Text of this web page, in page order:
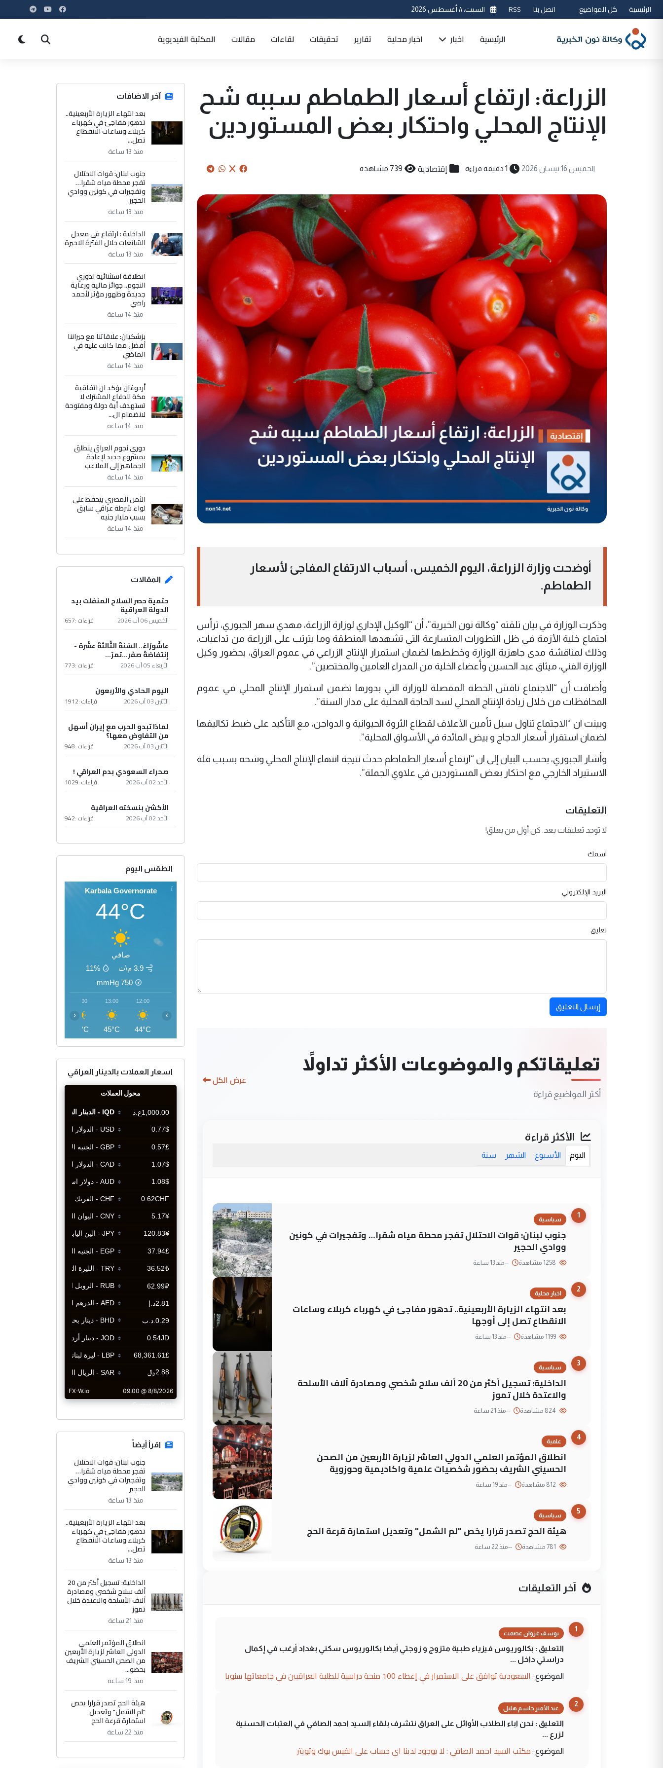
الرئيسية كل المواضيع اتصل بنا RSS السبت، ٨ أغسطس 2026
الرئيسية اخبار اخبار محلية تقارير تحقيقات لقاءات مقالات المكتبة الفيديوية
الزراعة: ارتفاع أسعار الطماطم سببه شح
الإنتاج المحلي واحتكار بعض المستوردين
الخميس 16 نيسان 2026 1 دقيقة قراءة إقتصادية 739 مشاهدة
أوضحت وزارة الزراعة، اليوم الخميس، أسباب الارتفاع المفاجئ لأسعار
الطماطم.
وذكرت الوزارة في بيان تلقته “وكالة نون الخبرية”، أن “الوكيل الإداري لوزارة الزراعة، مهدي سهر الجبوري، ترأس
اجتماع خلية الأزمة في ظل التطورات المتسارعة التي تشهدها المنطقة وما يترتب على الزراعة من تداعيات،
وذلك لمناقشة مدى جاهزية الوزارة وخططها لضمان استمرار الإنتاج الزراعي في عموم العراق، بحضور وكيل
الوزارة الفني، ميثاق عبد الحسين وأعضاء الخلية من المدراء العامين والمختصين”.
وأضافت أن “الاجتماع ناقش الخطة المفصلة للوزارة التي بدورها تضمن استمرار الإنتاج المحلي في عموم
المحافظات من خلال زيادة الإنتاج المحلي لسد الحاجة المحلية على مدار السنة”.
وبينت ان “الاجتماع تناول سبل تأمين الأعلاف لقطاع الثروة الحيوانية و الدواجن، مع التأكيد على ضبط تكاليفها
لضمان استقرار أسعار الدجاج و بيض المائدة في الأسواق المحلية”.
وأشار الجبوري، بحسب البيان إلى ان “ارتفاع أسعار الطماطم حدثَ نتيجة انتهاء الإنتاج المحلي وشحه بسبب قلة
الاستيراد الخارجي مع احتكار بعض المستوردين في علاوي الجملة”.
التعليقات
لا توجد تعليقات بعد. كن أول من يعلق!
اسمك
البريد الإلكتروني
تعليق
إرسال التعليق
تعليقاتكم والموضوعات الأكثر تداولاً
أكثر المواضيع قراءة
عرض الكل
الأكثر قراءة
اليوم الأسبوع الشهر سنة
1
سياسية
جنوب لبنان: قوات الاحتلال تفجر محطة مياه شقرا… وتفجيرات في كونين
ووادي الحجير
--منذ 13 ساعة
2
اخبار محلية
بعد انتهاء الزيارة الأربعينية.. تدهور مفاجئ في كهرباء كربلاء وساعات
الانقطاع تصل إلى أوجها
--منذ 13 ساعة
3
سياسية
الداخلية: تسجيل أكثر من 20 ألف سلاح شخصي ومصادرة آلاف الأسلحة
والاعتدة خلال تموز
--منذ 21 ساعة
4
علمية
انطلاق المؤتمر العلمي الدولي العاشر لزيارة الأربعين من الصحن
الحسيني الشريف بحضور شخصيات علمية واكاديمية وحوزوية
--منذ 19 ساعة
5
سياسية
هيئة الحج تصدر قرارا يخص "لم الشمل" وتعديل استمارة قرعة الحج
--منذ 22 ساعة
آخر التعليقات
1
يوسف غزوان عصمت
التعليق : بكالوريوس فيزياء طبية متزوج و زوجتي أيضا بكالوريوس سكني بغداد أرغب في إكمال
دراستي داخل ...
الموضوع : السعودية توافق على الاستمرار في إعطاء 100 منحة دراسية للطلبة العراقيين في جامعاتها سنويا
2
عبد الأمير جاسم هليل
التعليق : نحن اباء الطلاب الأوائل على العراق نتشرف بلقاء السيد احمد الصافي في العتبات الحسنية
لزرع ...
الموضوع : مكتب السيد احمد الصافي : لا يوجود لدينا اي حساب على الفيس بوك وتويتر
آخر الاضافات
بعد انتهاء الزيارة الأربعينية..
تدهور مفاجئ في كهرباء
كربلاء وساعات الانقطاع
تصل...
منذ 13 ساعة
جنوب لبنان: قوات الاحتلال
تفجر محطة مياه شقرا…
وتفجيرات في كونين ووادي
الحجير
منذ 13 ساعة
الداخلية : ارتفاع في معدل
الشائعات خلال الفترة الاخيرة
منذ 13 ساعة
انطلاقة استثنائية لدوري
النجوم.. جوائز مالية ورعاية
جديدة وظهور مؤثر لأحمد
راضي
منذ 14 ساعة
بزشكيان: علاقاتنا مع جيراننا
أفضل مما كانت عليه في
الماضي
منذ 14 ساعة
أردوغان يؤكد ان اتفاقية
مكة للدفاع المشترك لا
تستهدف أية دولة ومفتوحة
لانضمام ال...
منذ 14 ساعة
دوري نجوم العراق ينطلق
بمشروع جديد لإعادة
الجماهير إلى الملاعب
منذ 14 ساعة
الأمن المصري يتحفظ على
لواء شرطة عراقي سابق
بسبب مليار جنيه
منذ 14 ساعة
المقالات
حتمية حصر السلاح المنفلت بيد
الدولة العراقية
الخميس 06 آب 2026 قراءات :657
عاشُورْاءُ.. السّنَةُ الثّالثةَ عشَرَة -
إِنتفاضةُ صفَر…تمرّ...
الأربعاء 05 آب 2026 قراءات :773
اليوم الحادي والأربعون
الأثنين 03 آب 2026 قراءات :1912
لماذا تبدو الحرب مع إيران أسهل
من التفاوض معها؟
الأثنين 03 آب 2026 قراءات :948
صحراء السعودي بدم العراقي !
الأحد 02 آب 2026 قراءات :1029
الأكشن بنسخته العراقية
الأحد 02 آب 2026 قراءات :942
الطقس اليوم
Karbala Governorate
44°C
صافي
3.9 م\ث
11%
750
mmHg
12:00
44°C
13:00
45°C
14:00
45°C
‹ ›
اسعار العملات بالدينار العراقي
CurrencyRate
اقرأ أيضاً
جنوب لبنان: قوات الاحتلال
تفجر محطة مياه شقرا…
وتفجيرات في كونين ووادي
الحجير
منذ 13 ساعة
بعد انتهاء الزيارة الأربعينية..
تدهور مفاجئ في كهرباء
كربلاء وساعات الانقطاع
تصل...
منذ 13 ساعة
الداخلية: تسجيل أكثر من 20
ألف سلاح شخصي ومصادرة
آلاف الأسلحة والاعتدة خلال
تموز
منذ 21 ساعة
انطلاق المؤتمر العلمي
الدولي العاشر لزيارة الأربعين
من الصحن الحسيني الشريف
بحضو...
منذ 19 ساعة
هيئة الحج تصدر قرارا يخص
"لم الشمل" وتعديل
استمارة قرعة الحج
منذ 22 ساعة